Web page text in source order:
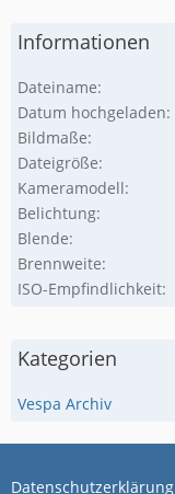
Informationen
Dateiname
Datum hochgeladen
Bildmaße
Dateigröße
Kameramodell
Belichtung
Blende
Brennweite
ISO-Empfindlichkeit
Kategorien
Vespa Archiv
Datenschutzerklärung